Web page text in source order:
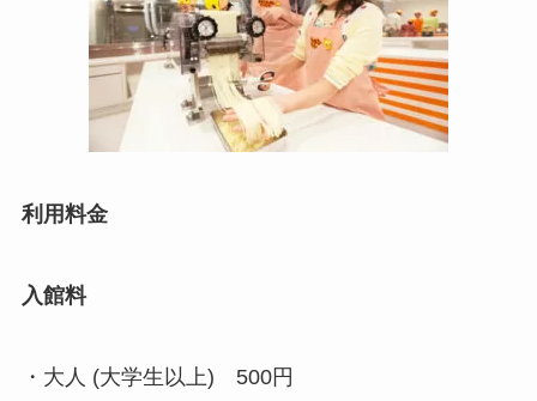
利用料金
入館料
・大人 (大学生以上) 500円